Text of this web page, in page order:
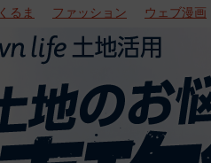
くるま
ファッション ウェブ漫画